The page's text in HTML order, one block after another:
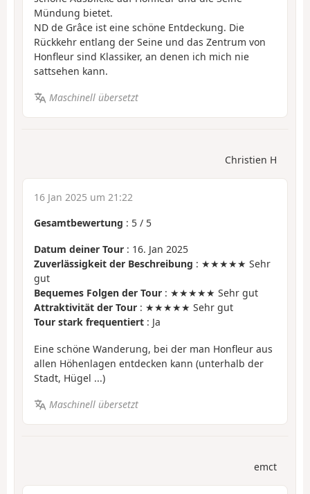
Mündung bietet.
ND de Grâce ist eine schöne Entdeckung. Die
Rückkehr entlang der Seine und das Zentrum von
Honfleur sind Klassiker, an denen ich mich nie
sattsehen kann.
Maschinell übersetzt
Christien H
16 Jan 2025 um 21:22
Gesamtbewertung : 5 / 5
Datum deiner Tour : 16. Jan 2025
Zuverlässigkeit der Beschreibung : ★★★★★ Sehr
gut
Bequemes Folgen der Tour : ★★★★★ Sehr gut
Attraktivität der Tour : ★★★★★ Sehr gut
Tour stark frequentiert : Ja
Eine schöne Wanderung, bei der man Honfleur aus
allen Höhenlagen entdecken kann (unterhalb der
Stadt, Hügel ...)
Maschinell übersetzt
emct